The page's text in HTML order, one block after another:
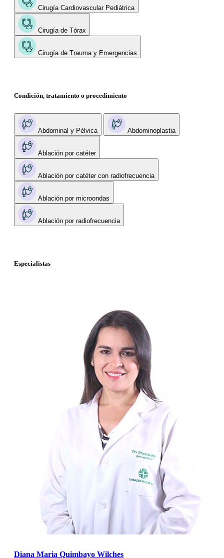
Cirugía Cardiovascular Pediátrica
Cirugía de Tórax
Cirugía de Trauma y Emergencias
Condición, tratamiento o procedimiento
Abdominal y Pélvica Abdominoplastia
Ablación por catéter
Ablación por catéter con radiofrecuencia
Ablación por microondas
Ablación por radiofrecuencia
Especialistas
Diana Maria Quimbayo Wilches